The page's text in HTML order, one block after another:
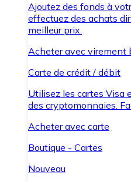
Ajoutez des fonds à
effectuez des achats
meilleur prix.
Acheter avec virement
Carte de crédit / débit
Utilisez les cartes Visa
des cryptomonnaies.
Acheter avec carte
Boutique - Cartes
Nouveau